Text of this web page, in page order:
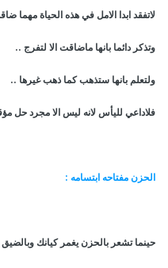
لاتفقد ابدا الامل في هذه الحياة مهما
وتذكر دائما بانها ماضاقت الا لتفرج ..
ولتعلم بانها ستذهب كما ذهب غيرها ..
فلاداعي لليأس لانه ليس الا مجرد حل
الحزن مفتاحه ابتسامه :
حينما تشعر بالحزن يغمر كيانك وبالضيق